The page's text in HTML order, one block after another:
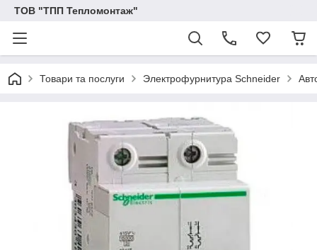
ТОВ "ТПП Тепломонтаж"
Товари та послуги Электрофурнитура Schneider